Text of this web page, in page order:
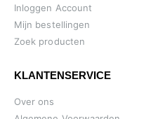
Inloggen Account
Mijn bestellingen
Zoek producten
KLANTENSERVICE
Over ons